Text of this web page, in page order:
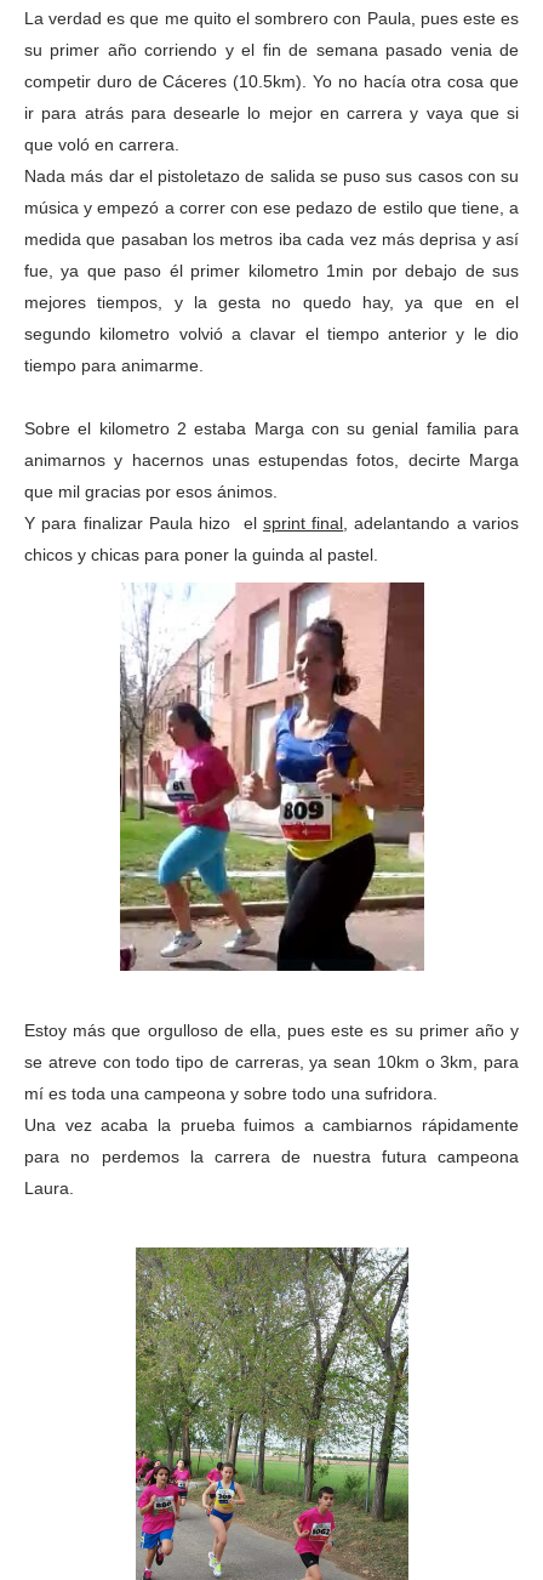
La verdad es que me quito el sombrero con Paula, pues este es
su primer año corriendo y el fin de semana pasado venia de
competir duro de Cáceres (10.5km). Yo no hacía otra cosa que
ir para atrás para desearle lo mejor en carrera y vaya que si
que voló en carrera.
Nada más dar el pistoletazo de salida se puso sus casos con su
música y empezó a correr con ese pedazo de estilo que tiene, a
medida que pasaban los metros iba cada vez más deprisa y así
fue, ya que paso él primer kilometro 1min por debajo de sus
mejores tiempos, y la gesta no quedo hay, ya que en el
segundo kilometro volvió a clavar el tiempo anterior y le dio
tiempo para animarme.
Sobre el kilometro 2 estaba Marga con su genial familia para
animarnos y hacernos unas estupendas fotos, decirte Marga
que mil gracias por esos ánimos.
Y para finalizar Paula hizo el sprint final , adelantando a varios
chicos y chicas para poner la guinda al pastel.
Estoy más que orgulloso de ella, pues este es su primer año y
se atreve con todo tipo de carreras, ya sean 10km o 3km, para
mí es toda una campeona y sobre todo una sufridora.
Una vez acaba la prueba fuimos a cambiarnos rápidamente
para no perdemos la carrera de nuestra futura campeona
Laura.